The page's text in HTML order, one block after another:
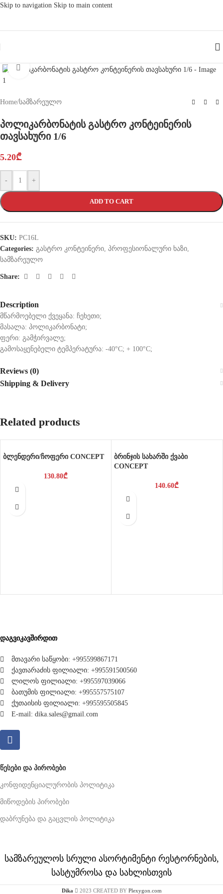
Skip to navigation Skip to main content
Click to enlarge
Home/სამზარეულო
პოლიკარბონატის გასტრო კონტეინერის
თავსახური 1/6
5.20₾
- +
ADD TO CART
SKU: PC16L
Categories: გასტრო კონტეინერი, პროფესიონალური ხაზი,
სამზარეულო
Share:
Description
მწარმოებელი ქვეყანა: ჩეხეთი;
მასალა: პოლიკარბონატი;
ფერი: გამჭირვალე;
გამოსაყენებელი ტემპერატურა: -40°C; + 100°C;
Reviews (0)
Shipping & Delivery
Related products
ბლენდერი/ჩოფერი CONCEPT
130.80₾
ბრინჯის სახარში ქვაბი
CONCEPT
140.60₾
დაგვიკავშირდით
მთავარი საწყობი: +995599867171
ქავთარაძის ფილიალი: +995591500560
ლილოს ფილიალი: +995597039066
ბათუმის ფილიალი: +995557575107
ქუთაისის ფილიალი: +995595505845
E-mail: dika.sales@gmail.com
ᲬᲔᲡᲔᲑᲘ ᲓᲐ ᲞᲘᲠᲝᲑᲔᲑᲘ
კონფიდენციალურობის პოლიტიკა
მიწოდების პირობები
დაბრუნება და გაცვლის პოლიტიკა
სამზარეულოს სრული ასორტიმენტი რესტორნების,
სასტუმროსა და სახლისთვის
Dika 2023 CREATED BY Plexygon.com